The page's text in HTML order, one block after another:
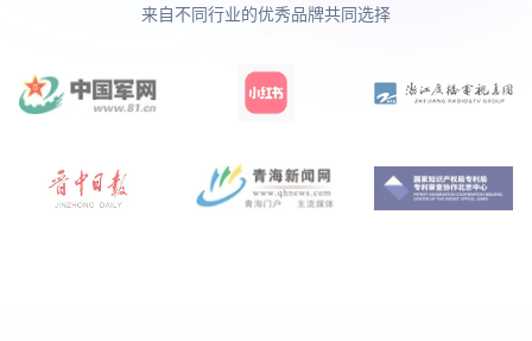
来自不同行业的优秀品牌共同选择